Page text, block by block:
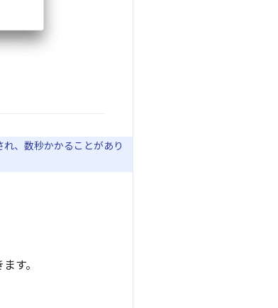
、数秒かかることがあり
す。